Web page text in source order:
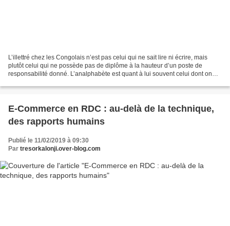
L’illettré chez les Congolais n’est pas celui qui ne sait lire ni écrire, mais
plutôt celui qui ne possède pas de diplôme à la hauteur d’un poste de
responsabilité donné. L’analphabète est quant à lui souvent celui dont on
E-Commerce en RDC : au-delà de la technique,
des rapports humains
Publié le 11/02/2019 à 09:30
Par tresorkalonji.over-blog.com